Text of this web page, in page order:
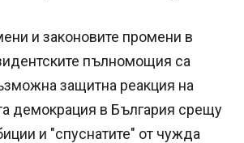
и законовите промени в
пълномощия са
защитна реакция на
демокрация в България срещу
и "спуснатите" от чужда